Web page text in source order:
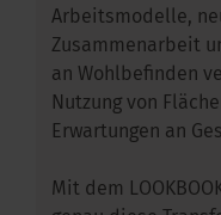
Arbeitsmodelle,
Zusammenarbeit
an Wohlbefinden
Nutzung von
Erwartungen an
Mit dem